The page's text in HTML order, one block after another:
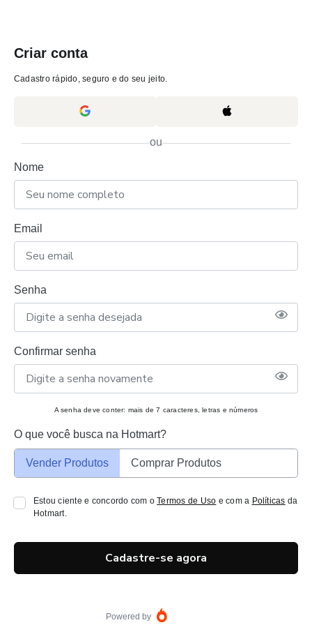
Criar conta
Cadastro rápido, seguro e do seu jeito.
ou
Nome
Email
Senha
Confirmar senha
A senha deve conter: mais de 7 caracteres, letras e números
O que você busca na Hotmart?
Vender Produtos Comprar Produtos
Estou ciente e concordo com oTermos de Uso e com a Políticas da
Hotmart.
Cadastre-se agora
Powered by